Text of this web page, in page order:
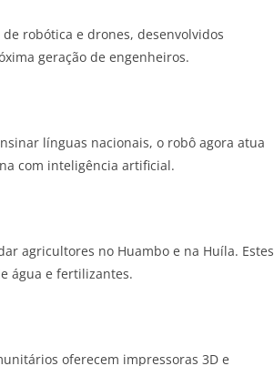
robótica e drones, desenvolvidos
geração de engenheiros.
línguas nacionais, o robô agora atua
com inteligência artificial.
agricultores no Huambo e na Huíla. Estes
água e fertilizantes.
oferecem impressoras 3D e